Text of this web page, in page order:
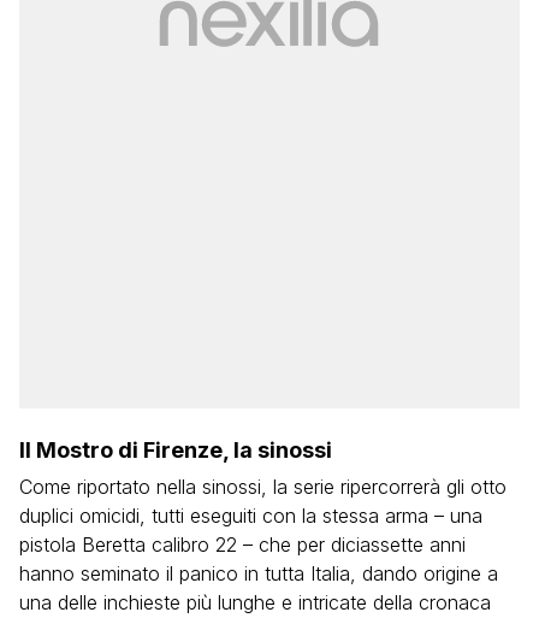
Il Mostro di Firenze, la sinossi
Come riportato nella sinossi, la serie ripercorrerà gli otto
duplici omicidi, tutti eseguiti con la stessa arma – una
pistola Beretta calibro 22 – che per diciassette anni
hanno seminato il panico in tutta Italia, dando origine a
una delle inchieste più lunghe e intricate della cronaca